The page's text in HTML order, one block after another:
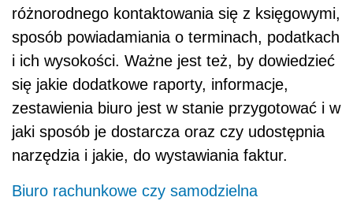
różnorodnego kontaktowania się z księgowymi,
sposób powiadamiania o terminach, podatkach
i ich wysokości. Ważne jest też, by dowiedzieć
się jakie dodatkowe raporty, informacje,
zestawienia biuro jest w stanie przygotować i w
jaki sposób je dostarcza oraz czy udostępnia
narzędzia i jakie, do wystawiania faktur.
Biuro rachunkowe czy samodzielna